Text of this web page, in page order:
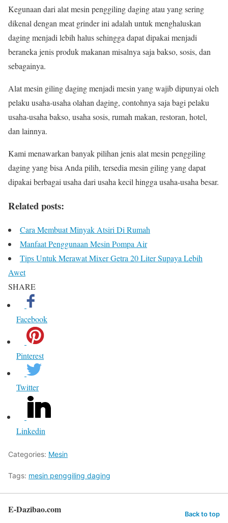
Kegunaan dari alat mesin penggiling daging atau yang sering
dikenal dengan meat grinder ini adalah untuk menghaluskan
daging menjadi lebih halus sehingga dapat dipakai menjadi
beraneka jenis produk makanan misalnya saja bakso, sosis, dan
sebagainya.
Alat mesin giling daging menjadi mesin yang wajib dipunyai oleh
pelaku usaha-usaha olahan daging, contohnya saja bagi pelaku
usaha-usaha bakso, usaha sosis, rumah makan, restoran, hotel,
dan lainnya.
Kami menawarkan banyak pilihan jenis alat mesin penggiling
daging yang bisa Anda pilih, tersedia mesin giling yang dapat
dipakai berbagai usaha dari usaha kecil hingga usaha-usaha besar.
Related posts:
Cara Membuat Minyak Atsiri Di Rumah
Manfaat Penggunaan Mesin Pompa Air
Tips Untuk Merawat Mixer Getra 20 Liter Supaya Lebih
Awet
SHARE
Facebook
Pinterest
Twitter
Linkedin
Categories: Mesin
Tags: mesin penggiling daging
E-Dazibao.com Back to top